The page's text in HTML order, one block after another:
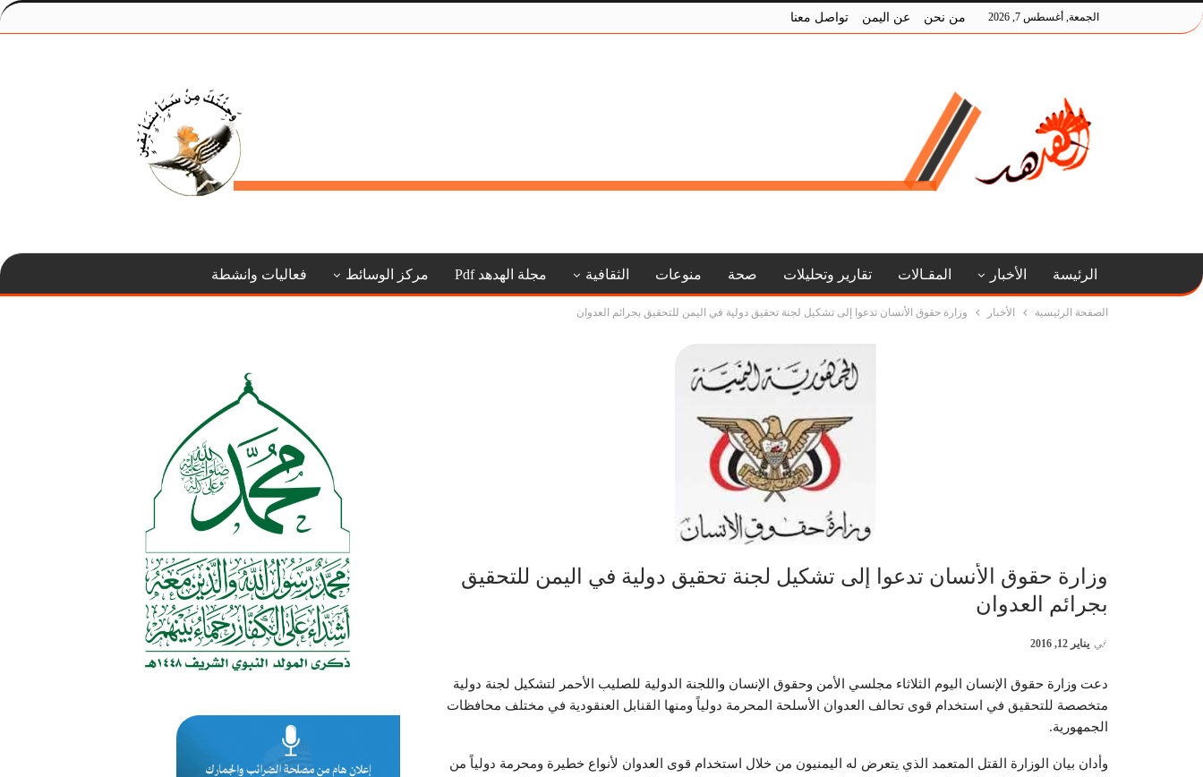
الجمعة, أغسطس 7, 2026 من نحن عن اليمن تواصل معنا
الرئيسة الأخبار المقـالات تقارير وتحليلات صحة منوعات الثقافية مجلة الهدهد Pdf مركز الوسائط فعاليات وانشطة
الصفحة الرئيسية الأخبار وزارة حقوق الأنسان تدعوا إلى تشكيل لجنة تحقيق دولية في اليمن للتحقيق بجرائم العدوان
وزارة حقوق الأنسان تدعوا إلى تشكيل لجنة تحقيق دولية في اليمن للتحقيق
بجرائم العدوان
في يناير 12, 2016
دعت وزارة حقوق الإنسان اليوم الثلاثاء مجلسي الأمن وحقوق الإنسان واللجنة الدولية للصليب الأحمر لتشكيل لجنة دولية
متخصصة للتحقيق في استخدام قوى تحالف العدوان الأسلحة المحرمة دولياً ومنها القنابل العنقودية في مختلف محافظات
الجمهورية.
وأدان بيان الوزارة القتل المتعمد الذي يتعرض له اليمنيون من خلال استخدام قوى العدوان لأنواع خطيرة ومحرمة دولياً من